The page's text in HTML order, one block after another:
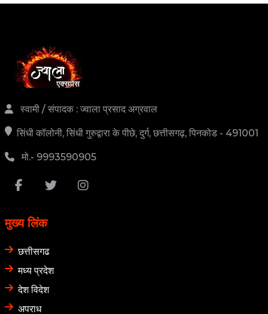
स्वामी / संपादक : ज्वाला प्रसाद अग्रवाल
सिंधी कॉलोनी, सिंधी गुरुद्वारा के पीछे, दुर्ग, छत्तीसगढ़, पिनकोड - 491001
मो.- 9993590905
छत्तीसगढ
मध्य प्रदेश
देश विदेश
अपराध